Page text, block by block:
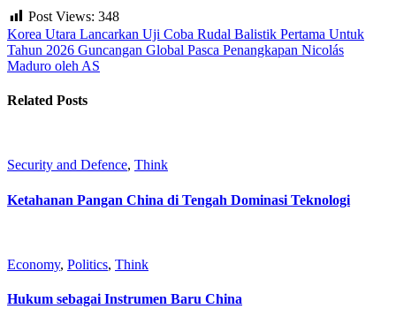
Post Views: 348
Korea Utara Lancarkan Uji Coba Rudal Balistik Pertama Untuk
Tahun 2026 Guncangan Global Pasca Penangkapan Nicolás
Maduro oleh AS
Related Posts
Security and Defence, Think
Ketahanan Pangan China di Tengah Dominasi Teknologi
Economy, Politics, Think
Hukum sebagai Instrumen Baru China